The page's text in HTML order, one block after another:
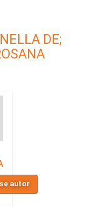
DE;
autor